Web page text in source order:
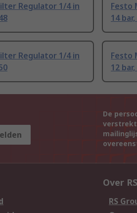
Regulator 1/4 in
Festo
14
Regulator 1/4 in
Festo
12
De
verstrekt
Over RS
RS